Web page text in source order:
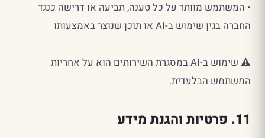
• המשתמש מוותר על כל טענה, תביעה או דרישה כנגד
החברה בגין שימוש ב-AI או תוכן שנוצר באמצעותו
⚠️ שימוש ב-AI במסגרת השירותים הוא על אחריות
המשתמש הבלעדית.
11. פרטיות והגנת מידע